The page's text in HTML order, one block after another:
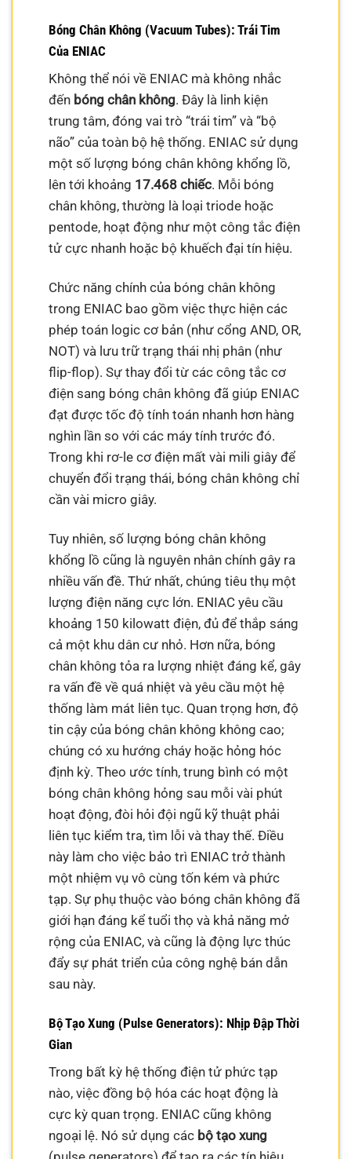
Bóng Chân Không (Vacuum Tubes): Trái Tim
Của ENIAC
Không thể nói về ENIAC mà không nhắc
đến bóng chân không. Đây là linh kiện
trung tâm, đóng vai trò “trái tim” và “bộ
não” của toàn bộ hệ thống. ENIAC sử dụng
một số lượng bóng chân không khổng lồ,
lên tới khoảng 17.468 chiếc. Mỗi bóng
chân không, thường là loại triode hoặc
pentode, hoạt động như một công tắc điện
tử cực nhanh hoặc bộ khuếch đại tín hiệu.
Chức năng chính của bóng chân không
trong ENIAC bao gồm việc thực hiện các
phép toán logic cơ bản (như cổng AND, OR,
NOT) và lưu trữ trạng thái nhị phân (như
flip-flop). Sự thay đổi từ các công tắc cơ
điện sang bóng chân không đã giúp ENIAC
đạt được tốc độ tính toán nhanh hơn hàng
nghìn lần so với các máy tính trước đó.
Trong khi rơ-le cơ điện mất vài mili giây để
chuyển đổi trạng thái, bóng chân không chỉ
cần vài micro giây.
Tuy nhiên, số lượng bóng chân không
khổng lồ cũng là nguyên nhân chính gây ra
nhiều vấn đề. Thứ nhất, chúng tiêu thụ một
lượng điện năng cực lớn. ENIAC yêu cầu
khoảng 150 kilowatt điện, đủ để thắp sáng
cả một khu dân cư nhỏ. Hơn nữa, bóng
chân không tỏa ra lượng nhiệt đáng kể, gây
ra vấn đề về quá nhiệt và yêu cầu một hệ
thống làm mát liên tục. Quan trọng hơn, độ
tin cậy của bóng chân không không cao;
chúng có xu hướng cháy hoặc hỏng hóc
định kỳ. Theo ước tính, trung bình có một
bóng chân không hỏng sau mỗi vài phút
hoạt động, đòi hỏi đội ngũ kỹ thuật phải
liên tục kiểm tra, tìm lỗi và thay thế. Điều
này làm cho việc bảo trì ENIAC trở thành
một nhiệm vụ vô cùng tốn kém và phức
tạp. Sự phụ thuộc vào bóng chân không đã
giới hạn đáng kể tuổi thọ và khả năng mở
rộng của ENIAC, và cũng là động lực thúc
đẩy sự phát triển của công nghệ bán dẫn
sau này.
Bộ Tạo Xung (Pulse Generators): Nhịp Đập Thời
Gian
Trong bất kỳ hệ thống điện tử phức tạp
nào, việc đồng bộ hóa các hoạt động là
cực kỳ quan trọng. ENIAC cũng không
ngoại lệ. Nó sử dụng các bộ tạo xung